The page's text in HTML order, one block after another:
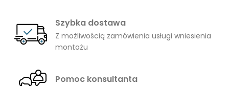
Szybka dostawa
Z możliwością zamówienia usługi wniesienia
montażu
Pomoc konsultanta